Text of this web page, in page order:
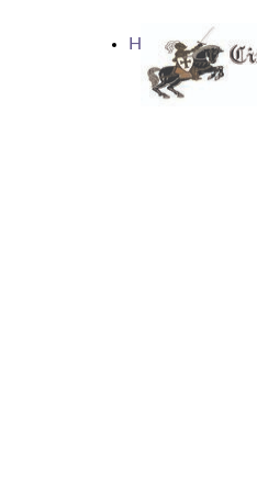
Home Articoli